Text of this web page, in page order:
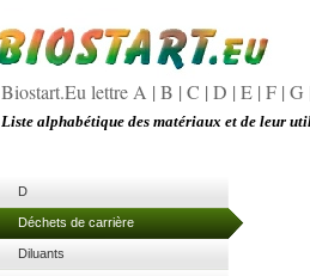
D
Déchets de carrière
Diluants
Liste alphabétique des matériaux et de leur
Biostart.Eu lettre A | B | C | D | E | F | G